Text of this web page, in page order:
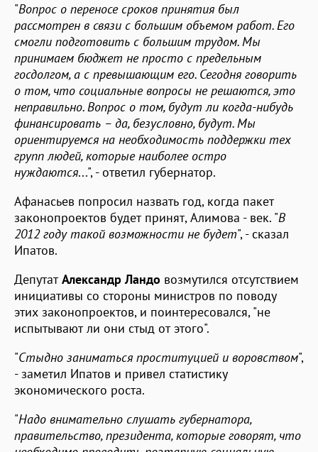
"Вопрос о переносе сроков принятия был
рассмотрен в связи с большим объемом работ. Его
смогли подготовить с большим трудом. Мы
принимаем бюджет не просто с предельным
госдолгом, а с превышающим его. Сегодня говорить
о том, что социальные вопросы не решаются, это
неправильно. Вопрос о том, будут ли когда-нибудь
финансировать – да, безусловно, будут. Мы
ориентируемся на необходимость поддержки тех
групп людей, которые наиболее остро
нуждаются...", - ответил губернатор.
Афанасьев попросил назвать год, когда пакет
законопроектов будет принят, Алимова - век. "В
2012 году такой возможности не будет", - сказал
Ипатов.
ДепутатАлександр Ландо возмутился отсутствием
инициативы со стороны министров по поводу
этих законопроектов, и поинтересовался, "не
испытывают ли они стыд от этого".
"Стыдно заниматься проституцией и воровством",
- заметил Ипатов и привел статистику
экономического роста.
"Надо внимательно слушать губернатора,
правительство, президента, которые говорят, что